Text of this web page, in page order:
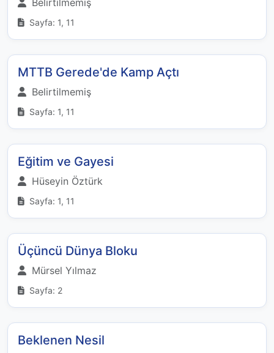
Belirtilmemiş
Sayfa: 1, 11
MTTB Gerede'de Kamp Açtı
Belirtilmemiş
Sayfa: 1, 11
Eğitim ve Gayesi
Hüseyin Öztürk
Sayfa: 1, 11
Üçüncü Dünya Bloku
Mürsel Yılmaz
Sayfa: 2
Beklenen Nesil